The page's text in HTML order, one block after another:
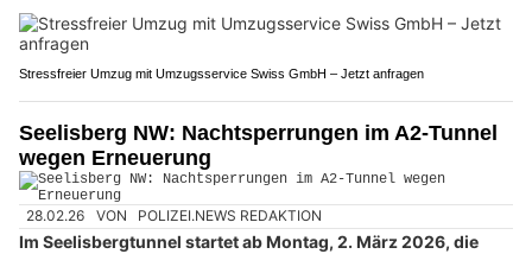
Stressfreier Umzug mit Umzugsservice Swiss GmbH – Jetzt anfragen
Seelisberg NW: Nachtsperrungen im A2-Tunnel
wegen Erneuerung
28.02.26 VON POLIZEI.NEWS REDAKTION
Im Seelisbergtunnel startet ab Montag, 2. März 2026, die